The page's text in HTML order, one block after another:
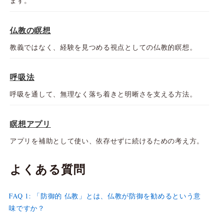
仏教の瞑想
教義ではなく、経験を見つめる視点としての仏教的瞑想。
呼吸法
呼吸を通して、無理なく落ち着きと明晰さを支える方法。
瞑想アプリ
アプリを補助として使い、依存せずに続けるための考え方。
よくある質問
FAQ 1: 「防御的 仏教」とは、仏教が防御を勧めるという意
味ですか？